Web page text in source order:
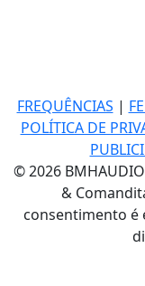
FREQUÊNCIAS |
POLÍTICA DE
© 2026
&
consentimento é